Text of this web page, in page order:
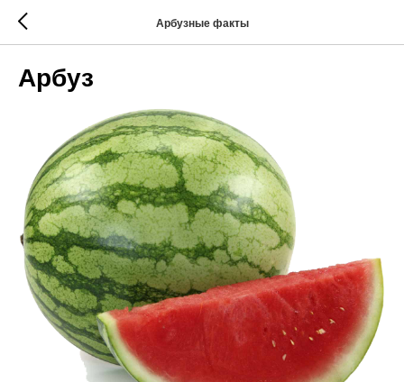
Арбузные факты
Арбуз